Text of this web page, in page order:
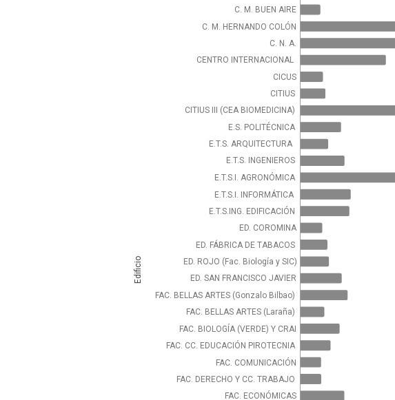
C. M. BUEN AIRE
C. M. HERNANDO COLÓN
C. N. A.
CENTRO INTERNACIONAL
CICUS
CITIUS
CITIUS III (CEA BIOMEDICINA)
E.S. POLITÉCNICA
E.T.S. ARQUITECTURA
E.T.S. INGENIEROS
E.T.S.I. AGRONÓMICA
E.T.S.I. INFORMÁTICA
E.T.S.ING. EDIFICACIÓN
ED. COROMINA
ED. FÁBRICA DE TABACOS
ED. ROJO (Fac. Biología y SIC)
ED. SAN FRANCISCO JAVIER
FAC. BELLAS ARTES (Gonzalo Bilbao)
FAC. BELLAS ARTES (Laraña)
FAC. BIOLOGÍA (VERDE) Y CRAI
FAC. CC. EDUCACIÓN PIROTECNIA
FAC. COMUNICACIÓN
FAC. DERECHO Y CC. TRABAJO
FAC. ECONÓMICAS
Edificio